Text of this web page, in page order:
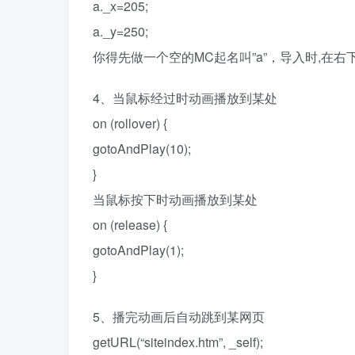
a._x=205;
a._y=250;
你得先做一个空的MC起名叫”a”，导入时,在右
4、当鼠标经过时动画播放到某处
on (rollover) {
gotoAndPlay(10);
}
当鼠标按下时动画播放到某处
on (release) {
gotoAndPlay(1);
}
5、播完动画后自动跳到某网页
getURL(“siteindex.htm”, _self);